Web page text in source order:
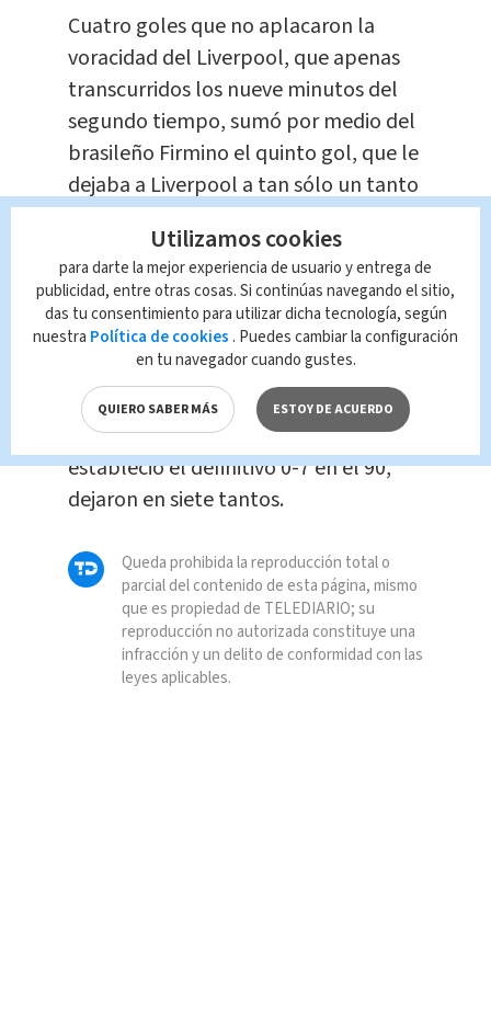
Cuatro goles que no aplacaron la
voracidad del Liverpool, que apenas
transcurridos los nueve minutos del
segundo tiempo, sumó por medio del
brasileño Firmino el quinto gol, que le
dejaba a Liverpool a tan sólo un tanto
de firmar su victoria más contundente
a domicilio en las competiciones
continentales.
Un registro que el centrocampista
Alex Oxlade-Chamberlain, que firmó el
0-6 en el minuto 86, y el joven lateral
Trent Alexander-Arnold, que
estableció el definitivo 0-7 en el 90,
dejaron en siete tantos.
Queda prohibida la reproducción total o
parcial del contenido de esta página, mismo
que es propiedad de TELEDIARIO; su
reproducción no autorizada constituye una
infracción y un delito de conformidad con las
leyes aplicables.
Utilizamos cookies
para darte la mejor experiencia de usuario y entrega de
publicidad, entre otras cosas. Si continúas navegando el sitio,
das tu consentimiento para utilizar dicha tecnología, según
nuestra Política de cookies . Puedes cambiar la configuración
en tu navegador cuando gustes.
QUIERO SABER MÁS ESTOY DE ACUERDO